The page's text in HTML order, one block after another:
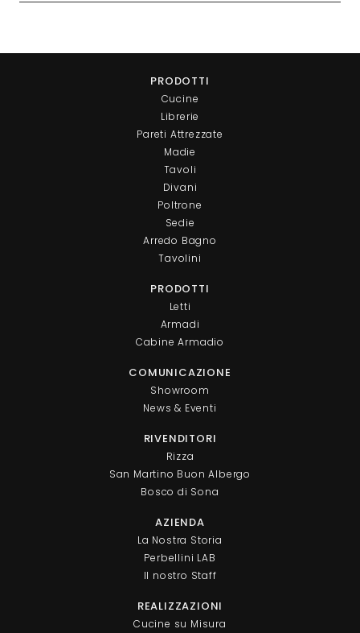
PRODOTTI
Cucine
Librerie
Pareti Attrezzate
Madie
Tavoli
Divani
Poltrone
Sedie
Arredo Bagno
Tavolini
PRODOTTI
Letti
Armadi
Cabine Armadio
COMUNICAZIONE
Showroom
News & Eventi
RIVENDITORI
Rizza
San Martino Buon Albergo
Bosco di Sona
AZIENDA
La Nostra Storia
Perbellini LAB
Il nostro Staff
REALIZZAZIONI
Cucine su Misura